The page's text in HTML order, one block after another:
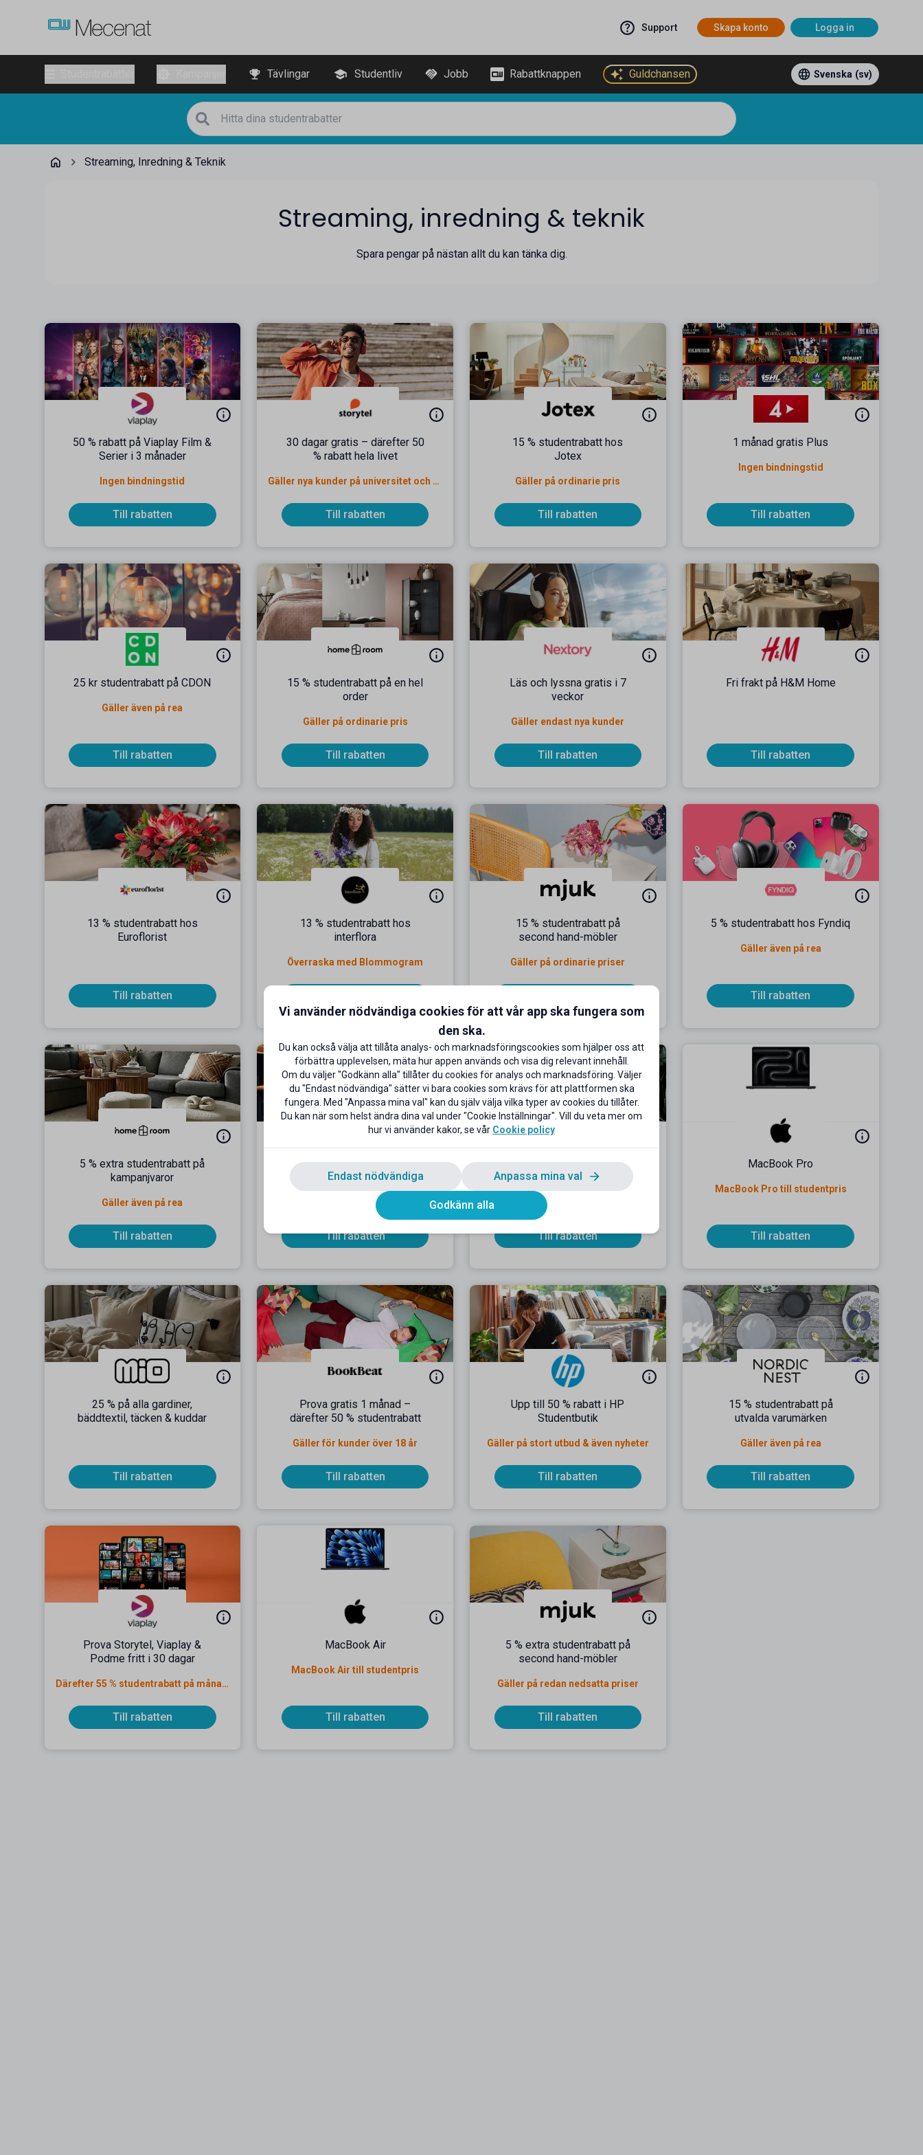
Support Skapa konto Logga in
Tävlingar Studentliv Jobb Rabattknappen Guldchansen Svenska (sv)
Streaming, Inredning & Teknik
Streaming, inredning & teknik
Spara pengar på nästan allt du kan tänka dig.
50 % rabatt på Viaplay Film &
Serier i 3 månader
Ingen bindningstid
Till rabatten
30 dagar gratis – därefter 50
% rabatt hela livet
Gäller nya kunder på universitet och högskola
Till rabatten
15 % studentrabatt hos
Jotex
Gäller på ordinarie pris
Till rabatten
1 månad gratis Plus
Ingen bindningstid
Till rabatten
25 kr studentrabatt på CDON
Gäller även på rea
Till rabatten
15 % studentrabatt på en hel
order
Gäller på ordinarie pris
Till rabatten
Läs och lyssna gratis i 7
veckor
Gäller endast nya kunder
Till rabatten
Fri frakt på H&M Home
Till rabatten
13 % studentrabatt hos
Euroflorist
Till rabatten
13 % studentrabatt hos
interflora
Överraska med Blommogram
15 % studentrabatt på
second hand-möbler
Gäller på ordinarie priser
5 % studentrabatt hos Fyndiq
Gäller även på rea
Till rabatten
5 % extra studentrabatt på
kampanjvaror
Gäller även på rea
Till rabatten
Upp till 50 % studentrabatt
på ditt köp
Besök Samsung Student Portal idag!
Till rabatten
10 % studentrabatt på ditt
köp
Gäller både online och i butik
Till rabatten
MacBook Pro
MacBook Pro till studentpris
Till rabatten
25 % på alla gardiner,
bäddtextil, täcken & kuddar
Till rabatten
Prova gratis 1 månad –
därefter 50 % studentrabatt
Gäller för kunder över 18 år
Till rabatten
Upp till 50 % rabatt i HP
Studentbutik
Gäller på stort utbud & även nyheter
Till rabatten
15 % studentrabatt på
utvalda varumärken
Gäller även på rea
Till rabatten
Prova Storytel, Viaplay &
Podme fritt i 30 dagar
Därefter 55 % studentrabatt på månadsavgiften
Till rabatten
MacBook Air
MacBook Air till studentpris
Till rabatten
5 % extra studentrabatt på
second hand-möbler
Gäller på redan nedsatta priser
Till rabatten
Vi använder nödvändiga cookies för att vår app ska fungera som
den ska.
Du kan också välja att tillåta analys- och marknadsföringscookies som hjälper oss att
förbättra upplevelsen, mäta hur appen används och visa dig relevant innehåll.
Om du väljer "Godkänn alla" tillåter du cookies för analys och marknadsföring. Väljer
du "Endast nödvändiga" sätter vi bara cookies som krävs för att plattformen ska
fungera. Med "Anpassa mina val" kan du själv välja vilka typer av cookies du tillåter.
Du kan när som helst ändra dina val under "Cookie Inställningar". Vill du veta mer om
hur vi använder kakor, se vår Cookie policy
Endast nödvändiga Anpassa mina val
Godkänn alla